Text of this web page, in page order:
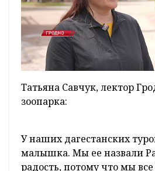
Татьяна Савчук, лектор
зоопарка:
У наших дагестанских
малышка. Мы ее назвали
радость, потому что мы